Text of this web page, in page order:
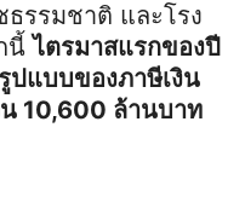
รรมชาติ และโรง
นี้ไตรมาสแรกของปี
ปแบบของภาษีเงิน
10,600 ล้านบาท